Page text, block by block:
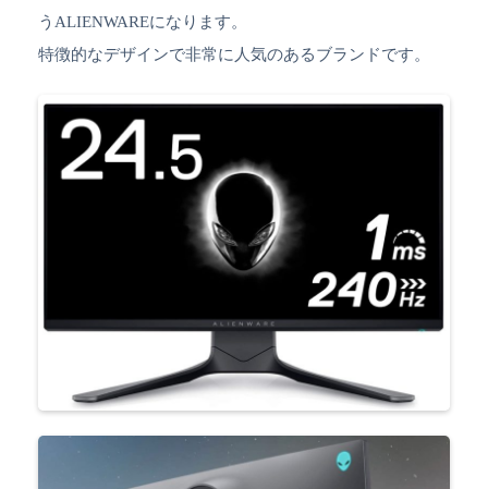
うALIENWAREになります。
特徴的なデザインで非常に人気のあるブランドです。